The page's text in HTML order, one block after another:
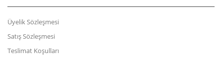
Üyelik Sözleşmesi
Satış Sözleşmesi
Teslimat Koşulları